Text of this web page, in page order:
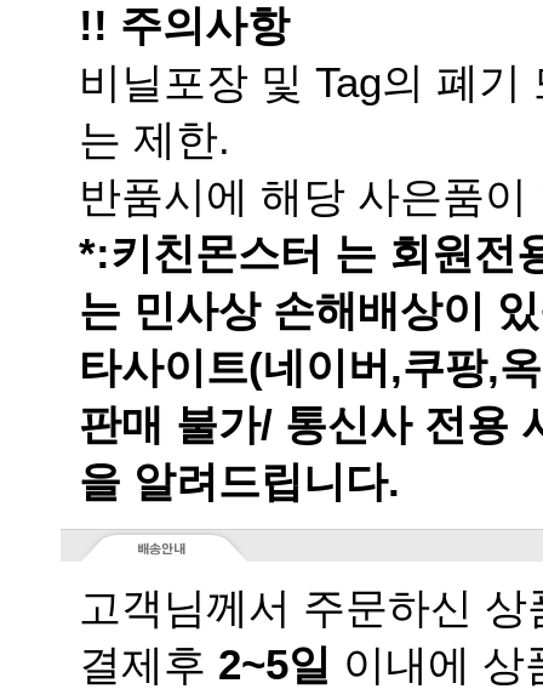
!! 주의사항
는 제한.
반품시에 해당 사은품
는 민사상 손해배상이
을 알려드립니다.
고객님께서 주문하신
결제후 2~5일 이내에 상